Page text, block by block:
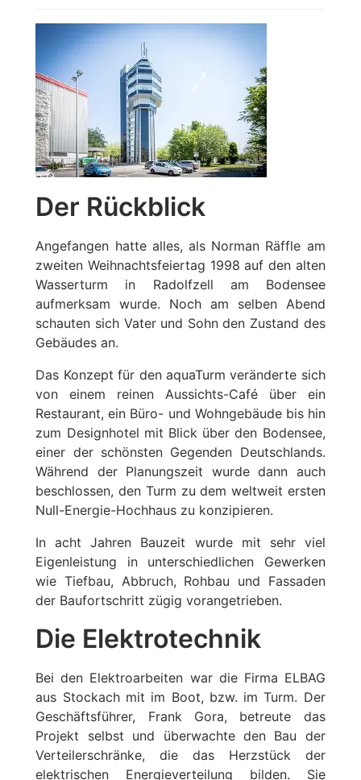
Der Rückblick
Angefangen hatte alles, als Norman Räffle am
zweiten Weihnachtsfeiertag 1998 auf den alten
Wasserturm in Radolfzell am Bodensee
aufmerksam wurde. Noch am selben Abend
schauten sich Vater und Sohn den Zustand des
Gebäudes an.
Das Konzept für den aquaTurm veränderte sich
von einem reinen Aussichts-Café über ein
Restaurant, ein Büro- und Wohngebäude bis hin
zum Designhotel mit Blick über den Bodensee,
einer der schönsten Gegenden Deutschlands.
Während der Planungszeit wurde dann auch
beschlossen, den Turm zu dem weltweit ersten
Null-Energie-Hochhaus zu konzipieren.
In acht Jahren Bauzeit wurde mit sehr viel
Eigenleistung in unterschiedlichen Gewerken
wie Tiefbau, Abbruch, Rohbau und Fassaden
der Baufortschritt zügig vorangetrieben.
Die Elektrotechnik
Bei den Elektroarbeiten war die Firma ELBAG
aus Stockach mit im Boot, bzw. im Turm. Der
Geschäftsführer, Frank Gora, betreute das
Projekt selbst und überwachte den Bau der
Verteilerschränke, die das Herzstück der
elektrischen Energieverteilung bilden. Sie